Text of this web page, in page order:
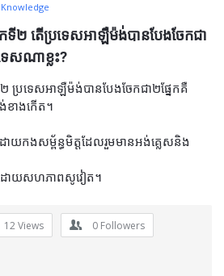
២ តើប្រទេសអាឡឺម៉ង់បានបែងចែកជា
ទេសណាខ្លះ?
ប្រទេសអាឡឺម៉ង់បានបែងចែកជា២ផ្នែកគឺ
ាងកើត។
យកងសម្ព័ន្ធមិត្តដែលរួមមានអង់គ្លេសនិង
ដោយសហភាពសូវៀត។
12Views 0 Followers